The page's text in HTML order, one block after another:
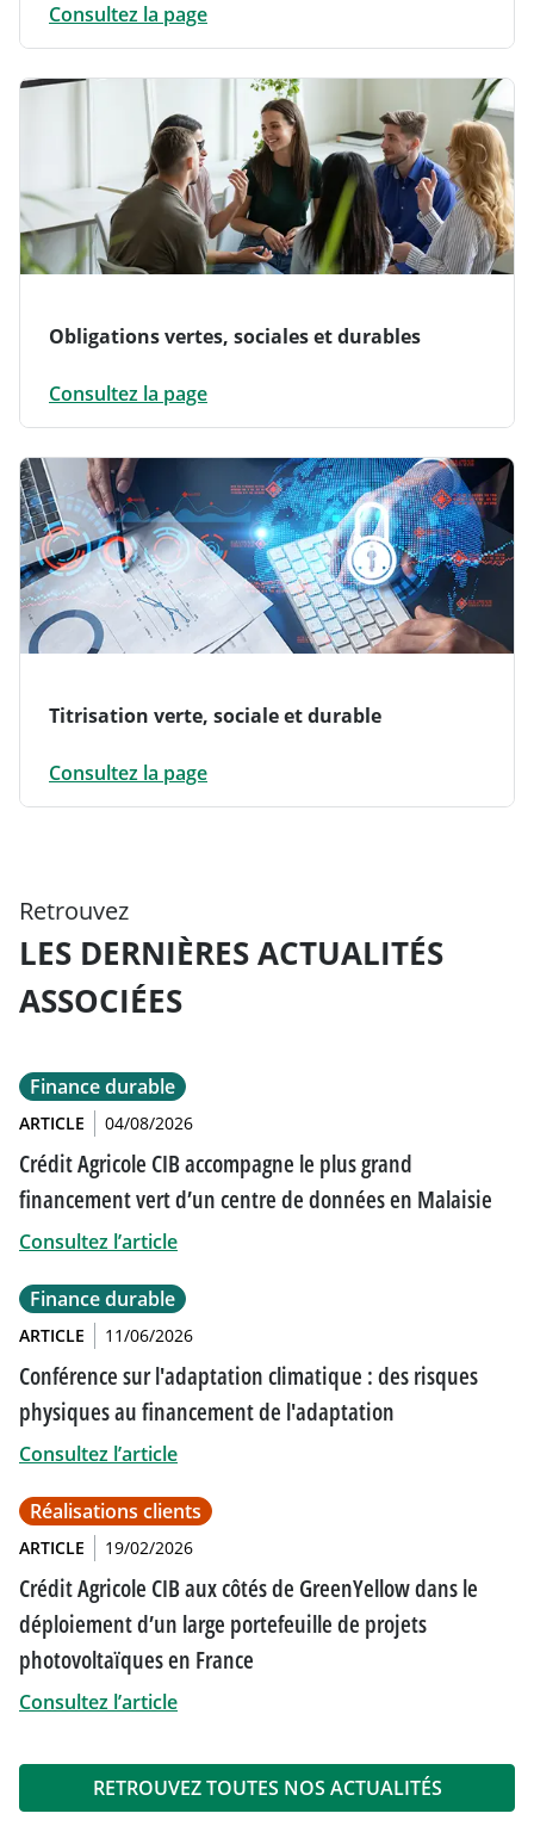
Consultez la page
Obligations vertes, sociales et durables
Consultez la page
Titrisation verte, sociale et durable
Consultez la page
Retrouvez
LES DERNIÈRES ACTUALITÉS
ASSOCIÉES
Finance durable
ARTICLE 04/08/2026
Crédit Agricole CIB accompagne le plus grand
financement vert d’un centre de données en Malaisie
Consultez l’article
Finance durable
ARTICLE 11/06/2026
Conférence sur l'adaptation climatique : des risques
physiques au financement de l'adaptation
Consultez l’article
Réalisations clients
ARTICLE 19/02/2026
Crédit Agricole CIB aux côtés de GreenYellow dans le
déploiement d’un large portefeuille de projets
photovoltaïques en France
Consultez l’article
RETROUVEZ TOUTES NOS ACTUALITÉS